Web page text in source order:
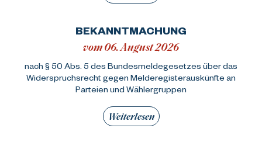
BEKANNTMACHUNG
vom 06. August 2026
nach § 50 Abs. 5 des Bundesmeldegesetzes über das
Widerspruchsrecht gegen Melderegisterauskünfte an
Parteien und Wählergruppen
Weiterlesen